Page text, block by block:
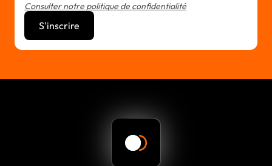
Consulter notre politique de confidentialité